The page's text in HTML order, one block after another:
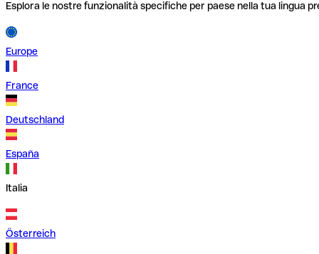
Esplora le nostre funzionalità specifiche per paese nella tua lingua
Europe
France
Deutschland
España
Italia
Österreich